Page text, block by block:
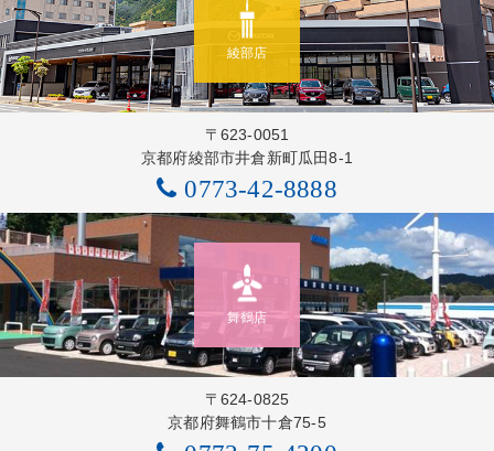
綾部店
〒623-0051
京都府綾部市井倉新町瓜田8-1
0773-42-8888
舞鶴店
〒624-0825
京都府舞鶴市十倉75-5